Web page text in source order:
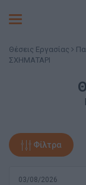
Toggle
Θέσεις Εργασίας
ΣΧΗΜΑΤΑΡΙ
Φίλτρα
03/08/2026